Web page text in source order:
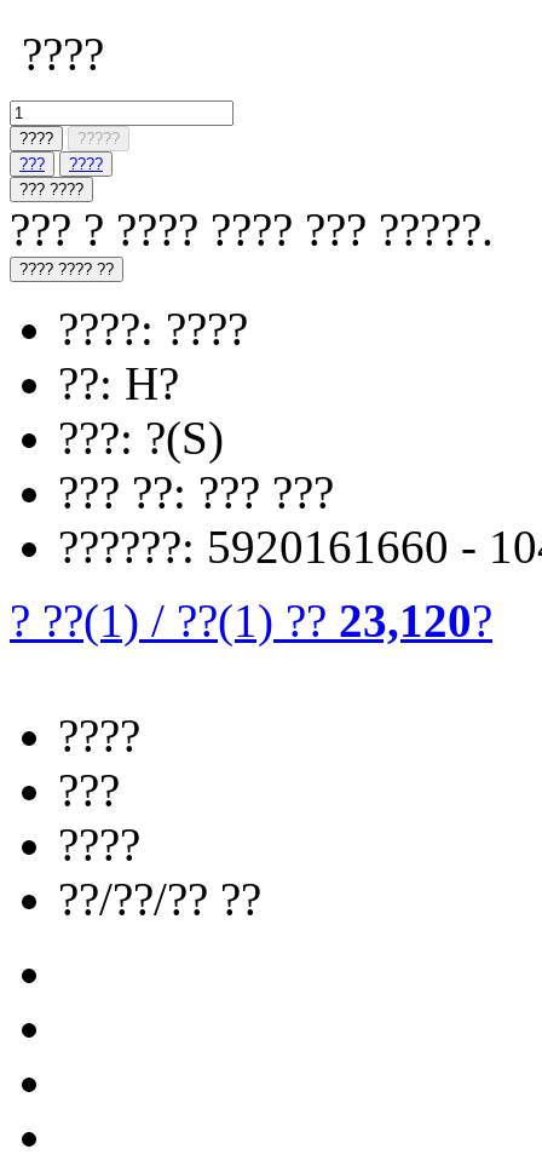
????
????
?????
???
????
??? ????
??? ? ???? ???? ??? ?????.
???? ???? ??
????: ????
??: H?
???: ?(S)
??? ??: ??? ???
??????: 5920161660 -
? ??(1) / ??(1) ?? 23,120?
????
???
????
??/??/?? ??